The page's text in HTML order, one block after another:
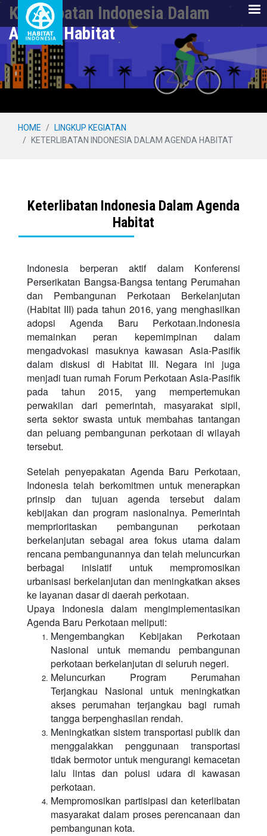
Skip
main
Keterlibatan Indonesia Dalam
Agenda Habitat
HOME
LINGKUP KEGIATAN
KETERLIBATAN INDONESIA DALAM AGENDA HABITAT
Keterlibatan Indonesia Dalam Agenda
Habitat
Indonesia berperan aktif dalam Konferensi
Perserikatan Bangsa-Bangsa tentang Perumahan
dan Pembangunan Perkotaan Berkelanjutan
(Habitat III) pada tahun 2016, yang menghasilkan
adopsi Agenda Baru Perkotaan.Indonesia
memainkan peran kepemimpinan dalam
mengadvokasi masuknya kawasan Asia-Pasifik
dalam diskusi di Habitat III. Negara ini juga
menjadi tuan rumah Forum Perkotaan Asia-Pasifik
pada tahun 2015, yang mempertemukan
perwakilan dari pemerintah, masyarakat sipil,
serta sektor swasta untuk membahas tantangan
dan peluang pembangunan perkotaan di wilayah
tersebut.
Setelah penyepakatan Agenda Baru Perkotaan,
Indonesia telah berkomitmen untuk menerapkan
prinsip dan tujuan agenda tersebut dalam
kebijakan dan program nasionalnya. Pemerintah
memprioritaskan pembangunan perkotaan
berkelanjutan sebagai area fokus utama dalam
rencana pembangunannya dan telah meluncurkan
berbagai inisiatif untuk mempromosikan
urbanisasi berkelanjutan dan meningkatkan akses
ke layanan dasar di daerah perkotaan.
Upaya Indonesia dalam mengimplementasikan
Agenda Baru Perkotaan meliputi:
Mengembangkan Kebijakan Perkotaan
Nasional untuk memandu pembangunan
perkotaan berkelanjutan di seluruh negeri.
Meluncurkan Program Perumahan
Terjangkau Nasional untuk meningkatkan
akses perumahan terjangkau bagi rumah
tangga berpenghasilan rendah.
Meningkatkan sistem transportasi publik dan
menggalakkan penggunaan transportasi
tidak bermotor untuk mengurangi kemacetan
lalu lintas dan polusi udara di kawasan
perkotaan.
Mempromosikan partisipasi dan keterlibatan
masyarakat dalam proses perencanaan dan
pembangunan kota.